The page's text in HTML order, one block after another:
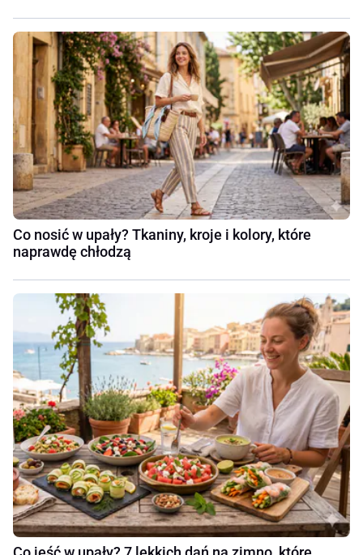
Co nosić w upały? Tkaniny, kroje i kolory, które
naprawdę chłodzą